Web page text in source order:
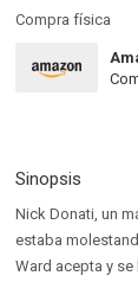
Compra física
Sinopsis
Nick Donati, un
estaba
Ward acepta y